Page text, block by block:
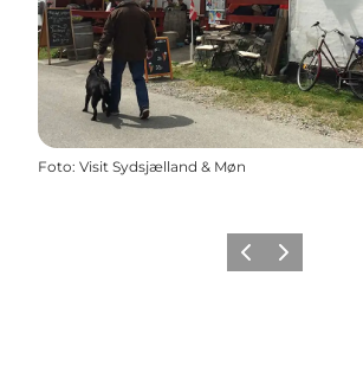
Foto: Visit Sydsjælland & Møn
ZurückWeiter